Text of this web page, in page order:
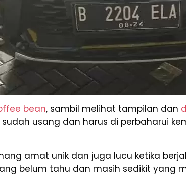
bean, sambil melihat tampilan dan
usang dan harus di perbaharui
amat unik dan juga lucu ketika
belum tahu dan masih sedikit yang